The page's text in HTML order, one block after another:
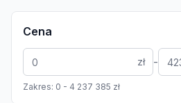
Cena
zł -
Zakres: 0 - 4 237 385 zł